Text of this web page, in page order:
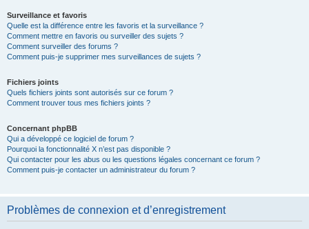
Surveillance et favoris
Quelle est la différence entre les favoris et la surveillance ?
Comment mettre en favoris ou surveiller des sujets ?
Comment surveiller des forums ?
Comment puis-je supprimer mes surveillances de sujets ?
Fichiers joints
Quels fichiers joints sont autorisés sur ce forum ?
Comment trouver tous mes fichiers joints ?
Concernant phpBB
Qui a développé ce logiciel de forum ?
Pourquoi la fonctionnalité X n’est pas disponible ?
Qui contacter pour les abus ou les questions légales concernant ce forum ?
Comment puis-je contacter un administrateur du forum ?
Problèmes de connexion et d’enregistrement